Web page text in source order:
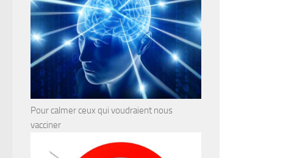
Pour calmer ceux qui voudraient nous
vacciner